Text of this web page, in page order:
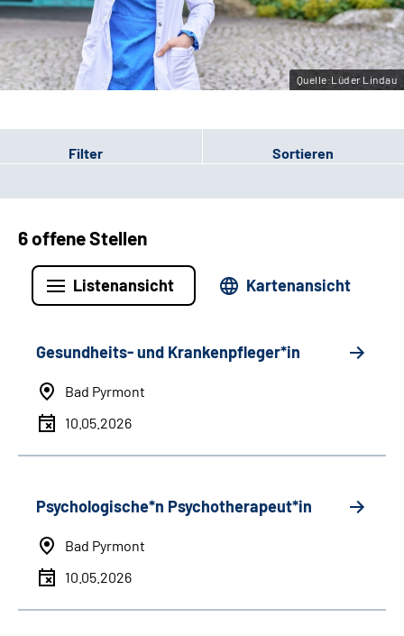
Leichte Sprache
Gebärdensprache
Quelle:Lüder Lindau
Filter Sortieren
6 offene Stellen
Listenansicht Kartenansicht
Gesundheits- und Krankenpfleger*in
Bad Pyrmont
10.05.2026
Psychologische*n Psychotherapeut*in
Bad Pyrmont
10.05.2026